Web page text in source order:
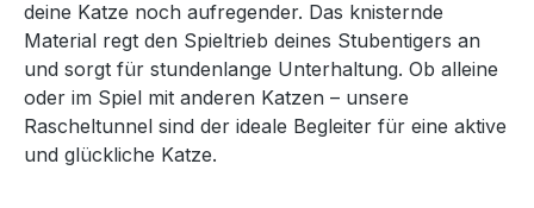
deine Katze noch aufregender. Das knisternde
Material regt den Spieltrieb deines Stubentigers an
und sorgt für stundenlange Unterhaltung. Ob alleine
oder im Spiel mit anderen Katzen – unsere
Rascheltunnel sind der ideale Begleiter für eine aktive
und glückliche Katze.